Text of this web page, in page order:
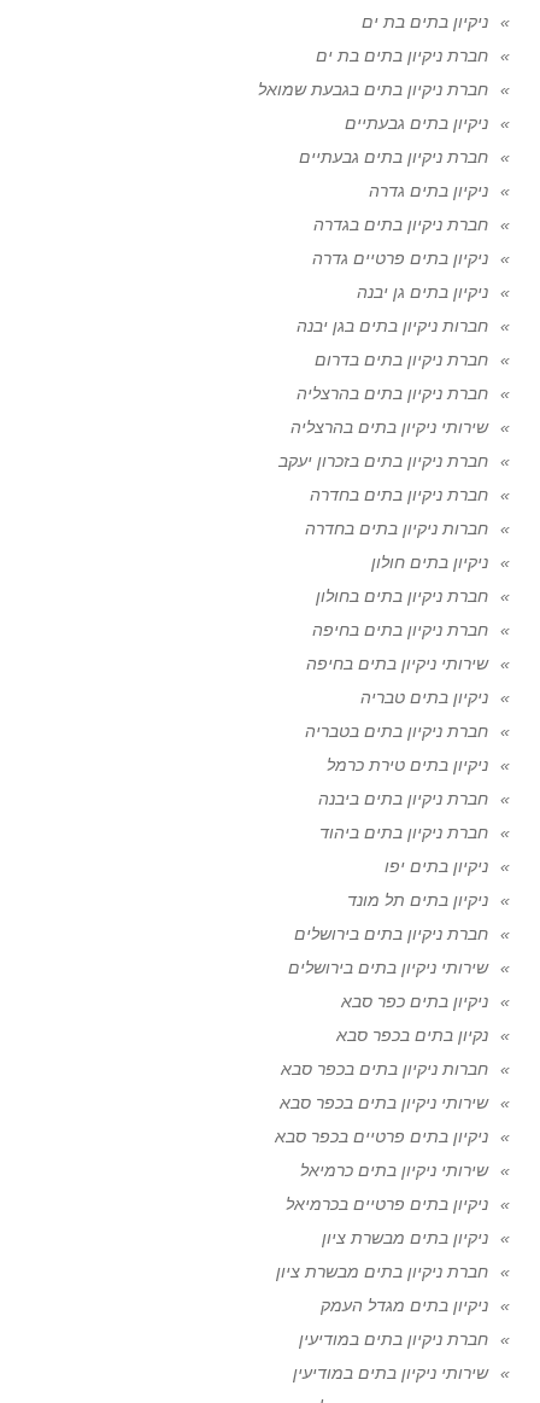
ניקיון בתים בת ים
חברת ניקיון בתים בת ים
חברת ניקיון בתים בגבעת שמואל
ניקיון בתים גבעתיים
חברת ניקיון בתים גבעתיים
ניקיון בתים גדרה
חברת ניקיון בתים בגדרה
ניקיון בתים פרטיים גדרה
ניקיון בתים גן יבנה
חברות ניקיון בתים בגן יבנה
חברת ניקיון בתים בדרום
חברת ניקיון בתים בהרצליה
שירותי ניקיון בתים בהרצליה
חברת ניקיון בתים בזכרון יעקב
חברת ניקיון בתים בחדרה
חברות ניקיון בתים בחדרה
ניקיון בתים חולון
חברת ניקיון בתים בחולון
חברת ניקיון בתים בחיפה
שירותי ניקיון בתים בחיפה
ניקיון בתים טבריה
חברת ניקיון בתים בטבריה
ניקיון בתים טירת כרמל
חברת ניקיון בתים ביבנה
חברת ניקיון בתים ביהוד
ניקיון בתים יפו
ניקיון בתים תל מונד
חברת ניקיון בתים בירושלים
שירותי ניקיון בתים בירושלים
ניקיון בתים כפר סבא
נקיון בתים בכפר סבא
חברות ניקיון בתים בכפר סבא
שירותי ניקיון בתים בכפר סבא
ניקיון בתים פרטיים בכפר סבא
שירותי ניקיון בתים כרמיאל
ניקיון בתים פרטיים בכרמיאל
ניקיון בתים מבשרת ציון
חברת ניקיון בתים מבשרת ציון
ניקיון בתים מגדל העמק
חברת ניקיון בתים במודיעין
שירותי ניקיון בתים במודיעין